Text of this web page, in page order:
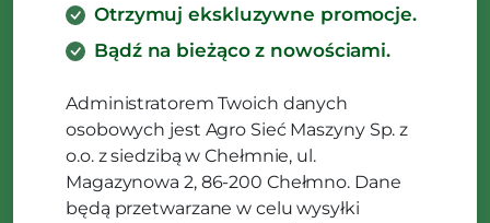
Otrzymuj ekskluzywne promocje.
Bądź na bieżąco z nowościami.
Administratorem Twoich danych
osobowych jest Agro Sieć Maszyny Sp. z
o.o. z siedzibą w Chełmnie, ul.
Magazynowa 2, 86-200 Chełmno. Dane
będą przetwarzane w celu wysyłki